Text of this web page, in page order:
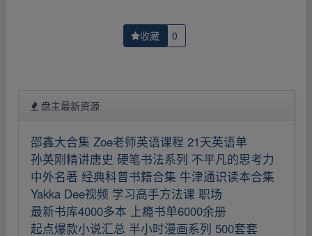
收藏 0
盘主最新资源
邵鑫大合集 Zoe老师英语课程 21天英语单
孙英刚精讲唐史 硬笔书法系列 不平凡的思考力
中外名著 经典科普书籍合集 牛津通识读本合集
Yakka Dee视频 学习高手方法课 职场
最新书库4000多本 上瘾书单6000余册
起点爆款小说汇总 半小时漫画系列 500套套